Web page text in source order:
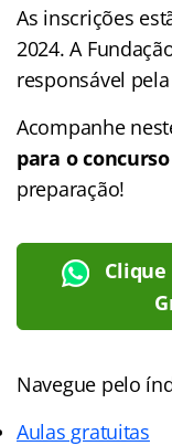
As inscrições
2024. A
responsável
Acompanhe
para o concurso
preparação!
Navegue pelo
Aulas gratuitas